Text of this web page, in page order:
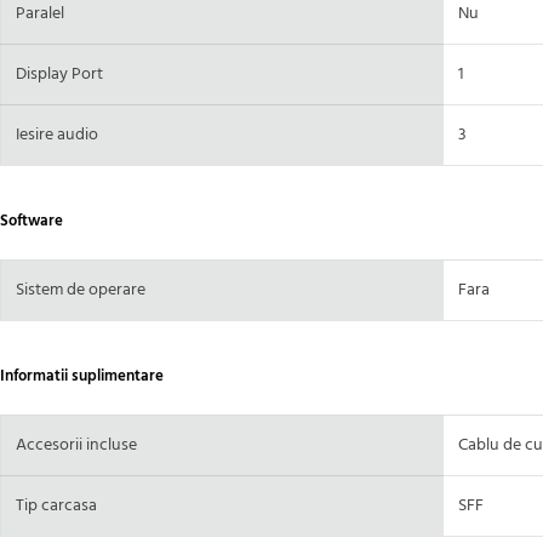
Paralel Nu
Display Port 1
Iesire audio 3
Software
Sistem de operare Fara
Informatii suplimentare
Accesorii incluse Cablu de
Tip carcasa SFF